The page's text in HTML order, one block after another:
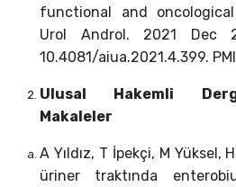
functional and
Urol Androl. 2021 Dec
10.4081/aiua.2021.4.399.
Ulusal Hakemli
Makaleler
A Yıldız, T İpekçi, M Yüksel,
üriner traktında